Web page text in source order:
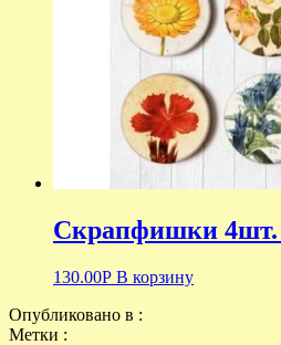
Скрапфишки 4шт.
130.00Р В корзину
Опубликовано в :
Метки :